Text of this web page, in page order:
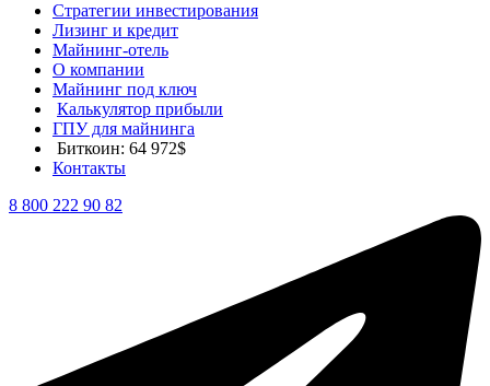
Стратегии инвестирования
Лизинг и кредит
Майнинг-отель
О компании
Майнинг под ключ
Калькулятор прибыли
ГПУ для майнинга
Биткоин: 64 972$
Контакты
8 800 222 90 82